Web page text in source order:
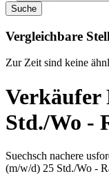
Suche
Vergleichbare
Zur Zeit sind keine
Verkäufer
Std./Wo -
Suechsch nachere
(m/w/d) 25 Std./Wo -